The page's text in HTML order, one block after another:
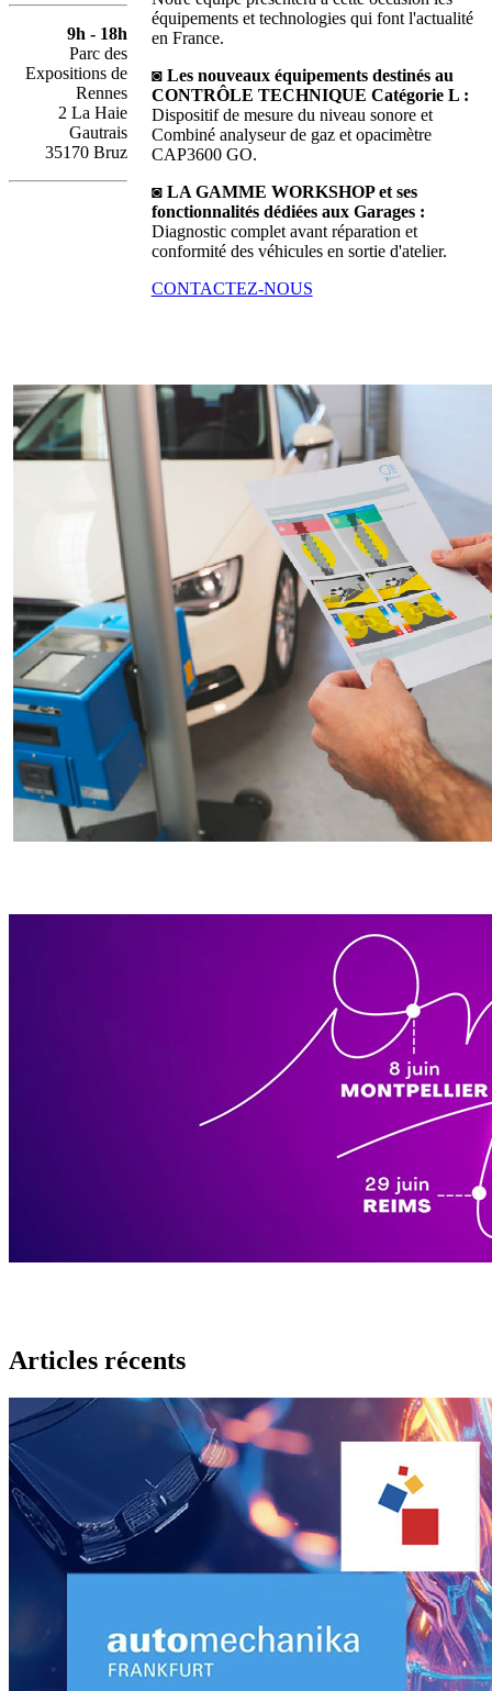
9h - 18h
Parc des
Expositions de
Rennes
2 La Haie
Gautrais
35170 Bruz
équipements et technologies qui font l'actualité
en France.
◙ Les nouveaux équipements destinés au
CONTRÔLE TECHNIQUE Catégorie L :
Dispositif de mesure du niveau sonore et
Combiné analyseur de gaz et opacimètre
CAP3600 GO.
◙ LA GAMME WORKSHOP et ses
fonctionnalités dédiées aux Garages :
Diagnostic complet avant réparation et
conformité des véhicules en sortie d'atelier.
CONTACTEZ-NOUS
Articles récents